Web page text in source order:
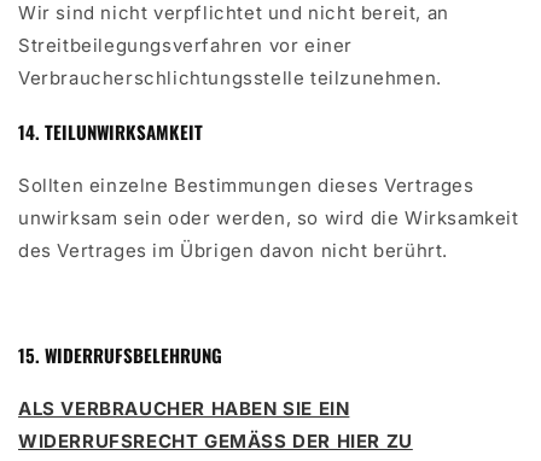
Wir sind nicht verpflichtet und nicht bereit, an
Streitbeilegungsverfahren vor einer
Verbraucherschlichtungsstelle teilzunehmen.
14. TEILUNWIRKSAMKEIT
Sollten einzelne Bestimmungen dieses Vertrages
unwirksam sein oder werden, so wird die Wirksamkeit
des Vertrages im Übrigen davon nicht berührt.
15. WIDERRUFSBELEHRUNG
ALS VERBRAUCHER HABEN SIE EIN
WIDERRUFSRECHT GEMÄSS DER HIER ZU